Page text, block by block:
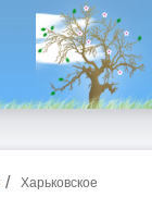
Харьковское